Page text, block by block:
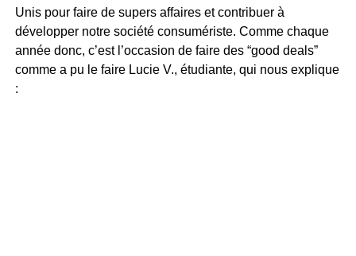
Unis pour faire de supers affaires et contribuer à
développer notre société consumériste. Comme chaque
année donc, c’est l’occasion de faire des “good deals”
comme a pu le faire Lucie V., étudiante, qui nous explique
: